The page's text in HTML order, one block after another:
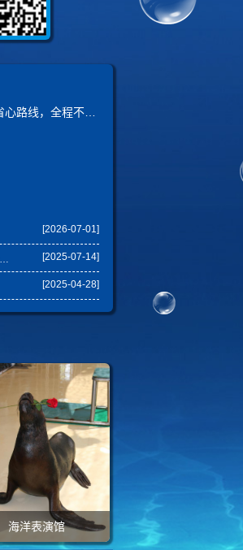
[2026-07-01]
[2025-07-14]
[2025-04-28]
海洋表演馆